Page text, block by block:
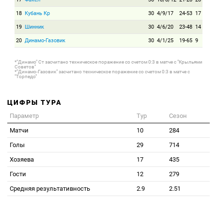
18 Кубань Кр 30 4/9/17 24-53 17
19 Шинник 30 4/6/20 23-48 14
20 Динамо-Газовик 30 4/1/25 19-65 9
*"Динамо" Ст засчитано техническое поражение со счетом 0:3 в матче с "Крыльями
Советов"
*"Динамо-Газовик" засчитано техническое поражение со счетом 0:3 в матче с
"Торпедо"
ЦИФРЫ ТУРА
Параметр Тур
Сезон
Матчи
10
284
Голы
29
714
Хозяева
17
435
Гости
12
279
Средняя результативность
2.9 2.51